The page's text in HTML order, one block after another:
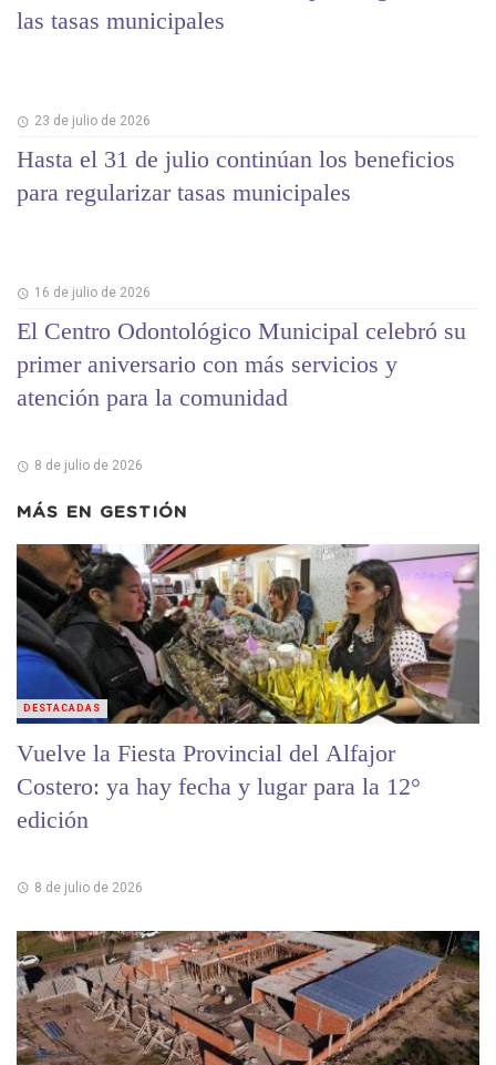
las tasas municipales
23 de julio de 2026
Hasta el 31 de julio continúan los beneficios
para regularizar tasas municipales
16 de julio de 2026
El Centro Odontológico Municipal celebró su
primer aniversario con más servicios y
atención para la comunidad
8 de julio de 2026
MÁS EN GESTIÓN
Vuelve la Fiesta Provincial del Alfajor
Costero: ya hay fecha y lugar para la 12°
edición
8 de julio de 2026
DESTACADAS